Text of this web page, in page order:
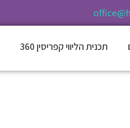
תכנית הליווי קפריסין 360